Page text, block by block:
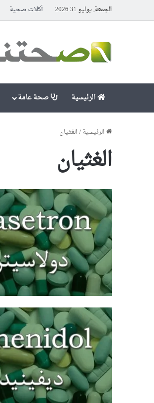
الجمعة, يوليو 31 2026 أكلات صحية
الرئيسية صحة عامة
الرئيسية/الغثيان
الغثيان